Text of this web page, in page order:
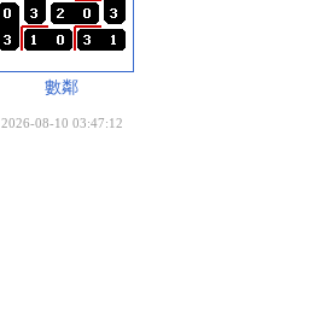
數鄰
2026-08-10 03:47:12